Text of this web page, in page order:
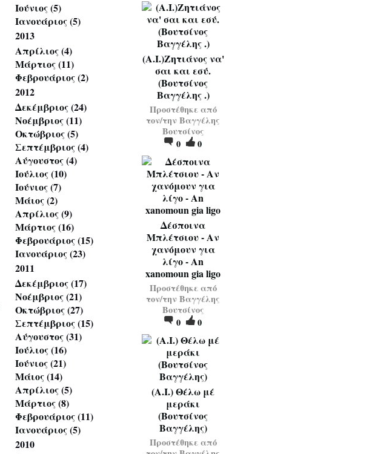
Ιούνιος(5)
Ιανουάριος(5)
2013
Απρίλιος(4)
Μάρτιος(11)
Φεβρουάριος(2)
2012
Δεκέμβριος(24)
Νοέμβριος(11)
Οκτώβριος(5)
Σεπτέμβριος(4)
Αύγουστος(4)
Ιούλιος(10)
Ιούνιος(7)
Μάιος(2)
Απρίλιος(9)
Μάρτιος(16)
Φεβρουάριος(15)
Ιανουάριος(23)
2011
Δεκέμβριος(17)
Νοέμβριος(21)
Οκτώβριος(27)
Σεπτέμβριος(15)
Αύγουστος(31)
Ιούλιος(16)
Ιούνιος(21)
Μάιος(14)
Απρίλιος(5)
Μάρτιος(8)
Φεβρουάριος(11)
Ιανουάριος(5)
2010
(Α.Ι.)Ζητιάνος να'
σαι και εσύ.
(Βουτσίνος
Βαγγέλης .)
Προστέθηκε από
τον/τηνΒαγγέλης
Βουτσίνος
0
0
Δέσποινα
Μπλέτσιου - Αν
χανόμουν για
λίγο - An
xanomoun gia ligo
Προστέθηκε από
τον/τηνΒαγγέλης
Βουτσίνος
0
0
(Α.Ι.) Θέλω μέ
μεράκι
(Βουτσίνος
Βαγγέλης)
Προστέθηκε από